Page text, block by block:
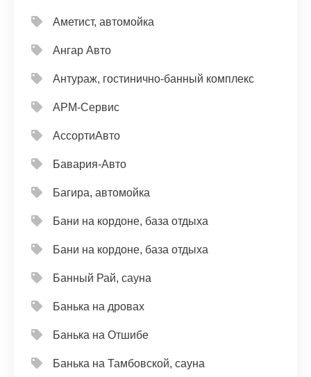
Аметист, автомойка
Ангар Авто
Антураж, гостинично-банный комплекс
АРМ-Сервис
АссортиАвто
Бавария-Авто
Багира, автомойка
Бани на кордоне, база отдыха
Бани на кордоне, база отдыха
Банный Рай, сауна
Банька на дровах
Банька на Отшибе
Банька на Тамбовской, сауна